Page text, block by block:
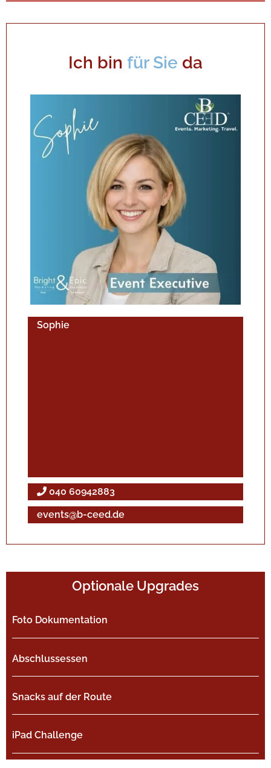
Ich bin für Sie da
Sophie
040 60942883
events@b-ceed.de
Optionale Upgrades
Foto Dokumentation
Abschlussessen
Snacks auf der Route
iPad Challenge